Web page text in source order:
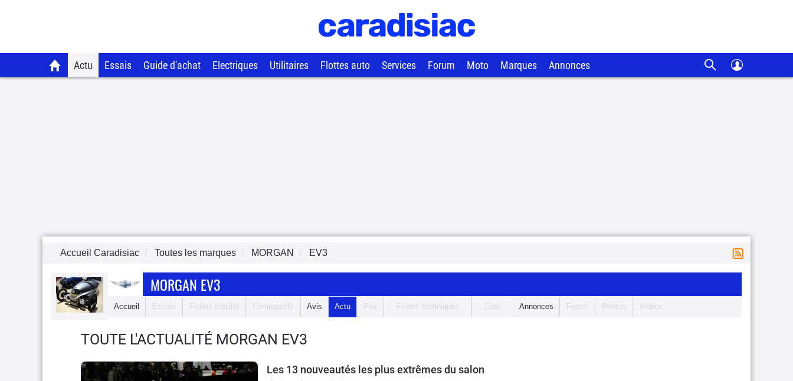
Actu Essais Guide d'achat Electriques Utilitaires Flottes auto Services Forum Moto Marques Annonces
Accueil Caradisiac Toutes les marques MORGAN EV3
MORGAN EV3
Accueil Essais Fiches fiabilité Comparatifs Avis Actu Prix Fiches techniques Cote Annonces Forum Photos Vidéos
TOUTE L'ACTUALITÉ MORGAN EV3
Les 13 nouveautés les plus extrêmes du salon